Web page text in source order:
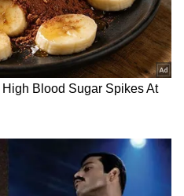
இந்த
பெரும்
ராசிகளுக்கு
பார்க்கலாம்!